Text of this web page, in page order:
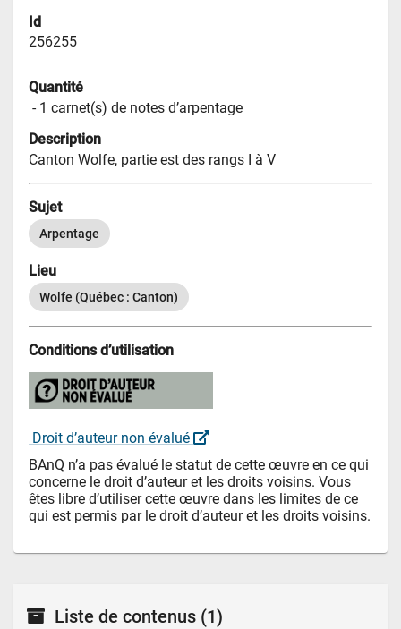
Id
256255
Quantité
- 1 carnet(s) de notes d’arpentage
Description
Canton Wolfe, partie est des rangs I à V
Sujet
Arpentage
Lieu
Wolfe (Québec : Canton)
Conditions d’utilisation
Droit d’auteur non évalué
BAnQ n’a pas évalué le statut de cette œuvre en ce qui
concerne le droit d’auteur et les droits voisins. Vous
êtes libre d’utiliser cette œuvre dans les limites de ce
qui est permis par le droit d’auteur et les droits voisins.
Liste de contenus (1)